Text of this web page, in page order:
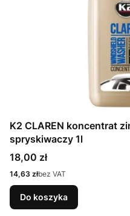
K2 CLAREN koncentrat
spryskiwaczy 1l
Cena
18,00 zł
Cena
14,63 złbez VAT
Do koszyka